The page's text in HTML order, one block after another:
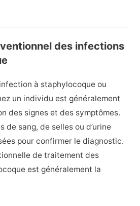
des infections
à staphylocoque ou
un individu est généralement
des signes et des symptômes.
de sang, de selles ou d’urine
pour confirmer le diagnostic.
de traitement des
est généralement la